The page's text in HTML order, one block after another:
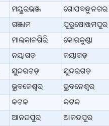
ମୟୁରଭଞ୍ଜ
ଗୋପବନ୍ଧୁନଗର
ଗଞ୍ଜାମ
ପୁରୁଷୋତ୍ତମପୁର
ମାଲକାନଗିରି
କୋରକୁଣ୍ଡା
ନୟାଗଡ଼
ନୟାଗଡ଼
ସୁନ୍ଦରଗଡ଼
ସୁନ୍ଦରଗଡ଼
ଭୁବନେଶ୍ବର
ଭୁବନେଶ୍ବର
କଟକ
କଟକ
ଆନନ୍ଦପୁର
ଆନନ୍ଦପୁର